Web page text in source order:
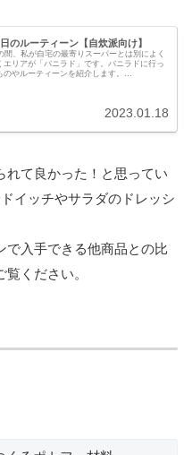
のルーティーン【自炊派向け】
間、私が自宅の最寄りスーパーとは別によく
エリアが「バニラド」です。バニラドに行っ
やルーティーンを紹介します。
2023.01.18
れて良かった！と思ってい
イッチやサラダのドレッシ
で入手できる他商品との比
ください。